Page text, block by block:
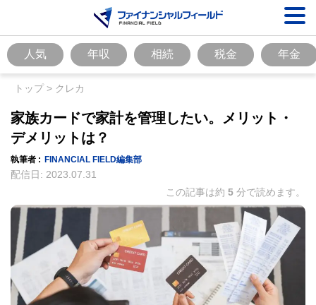
人気 年収 相続 税金 年金
トップ> クレカ
家族カードで家計を管理したい。メリット・
デメリットは？
執筆者 : FINANCIAL FIELD編集部
配信日: 2023.07.31
この記事は約 5 分で読めます。